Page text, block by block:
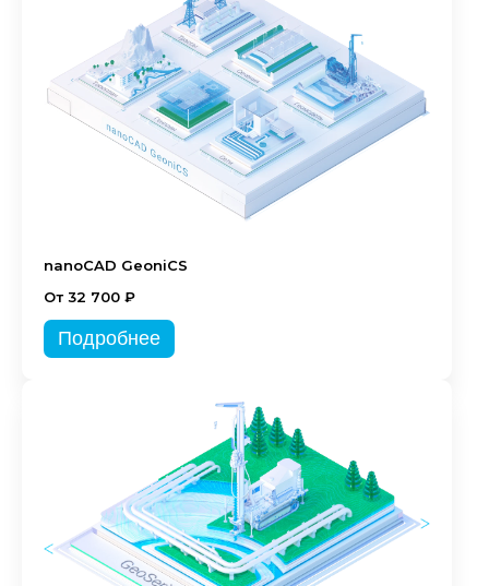
nanoCAD GeoniCS
От 32 700 ₽
Подробнее